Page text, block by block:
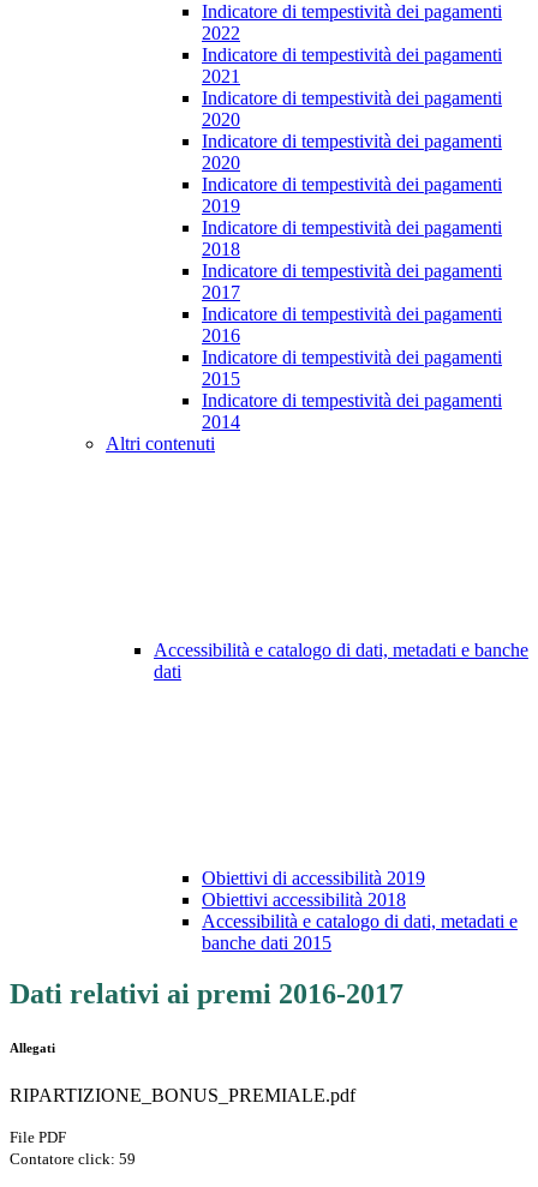
Indicatore di tempestività dei pagamenti
2022
Indicatore di tempestività dei pagamenti
2021
Indicatore di tempestività dei pagamenti
2020
Indicatore di tempestività dei pagamenti
2020
Indicatore di tempestività dei pagamenti
2019
Indicatore di tempestività dei pagamenti
2018
Indicatore di tempestività dei pagamenti
2017
Indicatore di tempestività dei pagamenti
2016
Indicatore di tempestività dei pagamenti
2015
Indicatore di tempestività dei pagamenti
2014
Altri contenuti
Accessibilità e catalogo di dati, metadati e banche
dati
Obiettivi di accessibilità 2019
Obiettivi accessibilità 2018
Accessibilità e catalogo di dati, metadati e
banche dati 2015
Dati relativi ai premi 2016-2017
Allegati
RIPARTIZIONE_BONUS_PREMIALE.pdf
File PDF
Contatore click: 59